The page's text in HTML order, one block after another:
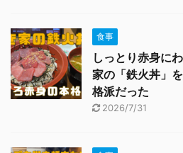
食事
しっとり赤身に
家の「鉄火丼」
格派だった
2026/7/31